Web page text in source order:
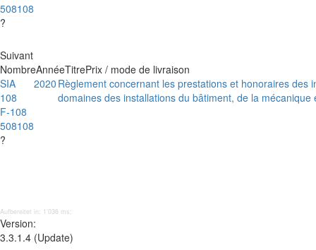
508108
?
Suivant
NombreAnnéeTitrePrix / mode de livraison
SIA
108
F-108
508108
?
2020 Règlement concernant les prestations et honoraires des
domaines des installations du bâtiment, de la mécanique
Aufbereitet in: 1’036 ms;
Version:
3.3.1.4 (Update)